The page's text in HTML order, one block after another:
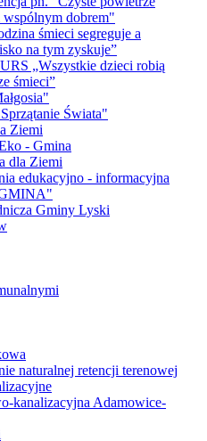
wspólnym dobrem"
śmieci segreguje a
na tym zyskuje”
„Wszystkie dzieci robią
śmieci”
Świata"
Ziemi
- Gmina
dla Ziemi
edukacyjno - informacyjna
Gminy Lyski
naturalnej retencji terenowej
kanalizacyjna Adamowice-